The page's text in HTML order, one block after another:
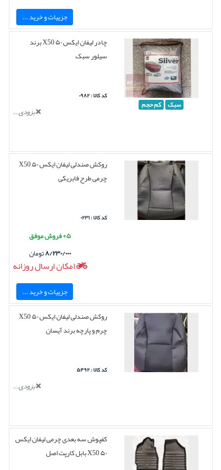
جزییات و خرید ...
سبک کم حجم
چادر لیفان ایکس ۵۰ X50 برند
سیلور سبک
کد کالا : ۰۹۸۲
بزودی...
روکش صندلی لیفان ایکس ۵۰ X50
چرمی طرح فابریکی
کد کالا : ۰۲۳۱
۵+ فروش موفق
۸/۲۳۰/۰۰۰تومان
امکان ارسال روزانه
جزییات و خرید ...
روکش صندلی لیفان ایکس ۵۰ X50
چرم و پارچه برند آیسان
کد کالا : ۵۴۹۲
بزودی...
کفپوش سه بعدی چرمی لیفان ایکس
۵۰ X50 بابل کارپت اصل